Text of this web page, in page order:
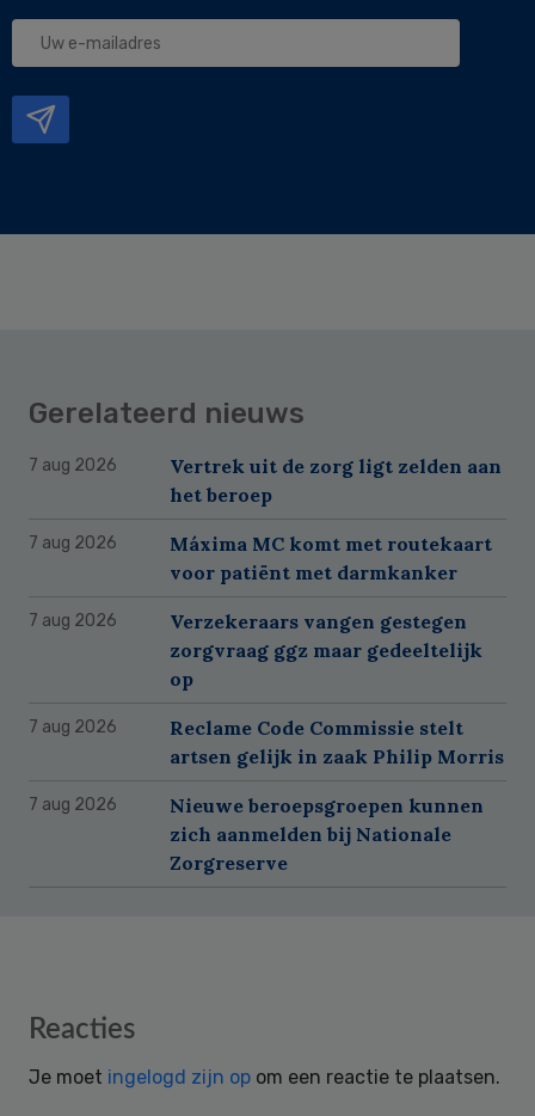
Uw
Gerelateerd nieuws
7 aug 2026
Vertrek uit de zorg ligt zelden aan
het beroep
7 aug 2026
Máxima MC komt met routekaart
voor patiënt met darmkanker
7 aug 2026
Verzekeraars vangen gestegen
zorgvraag ggz maar gedeeltelijk
op
7 aug 2026
Reclame Code Commissie stelt
artsen gelijk in zaak Philip Morris
7 aug 2026
Nieuwe beroepsgroepen kunnen
zich aanmelden bij Nationale
Zorgreserve
Reader
Reacties
Je moet ingelogd zijn op om een reactie te plaatsen.